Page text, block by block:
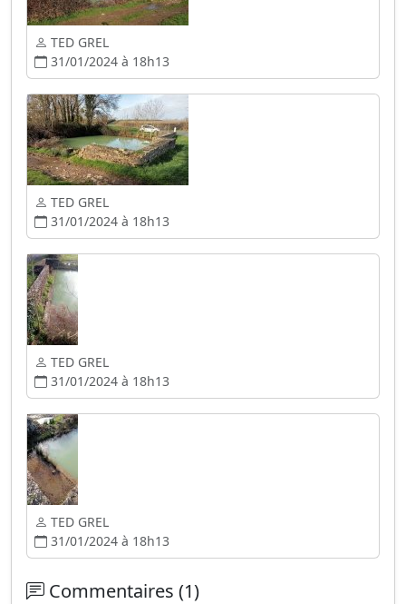
TED GREL
31/01/2024 à 18h13
TED GREL
31/01/2024 à 18h13
TED GREL
31/01/2024 à 18h13
TED GREL
31/01/2024 à 18h13
Commentaires (1)